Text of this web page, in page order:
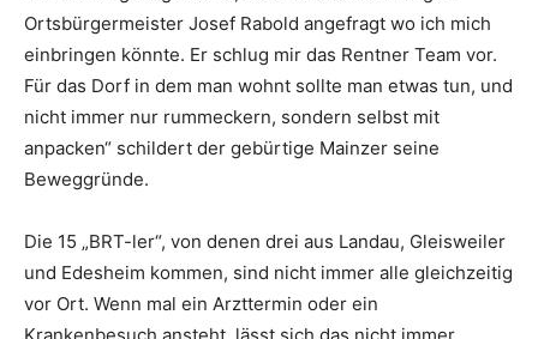
Ortsbürgermeister Josef Rabold angefragt wo ich mich
einbringen könnte. Er schlug mir das Rentner Team vor.
Für das Dorf in dem man wohnt sollte man etwas tun, und
nicht immer nur rummeckern, sondern selbst mit
anpacken“ schildert der gebürtige Mainzer seine
Beweggründe.
Die 15 „BRT-ler“, von denen drei aus Landau, Gleisweiler
und Edesheim kommen, sind nicht immer alle gleichzeitig
vor Ort. Wenn mal ein Arzttermin oder ein